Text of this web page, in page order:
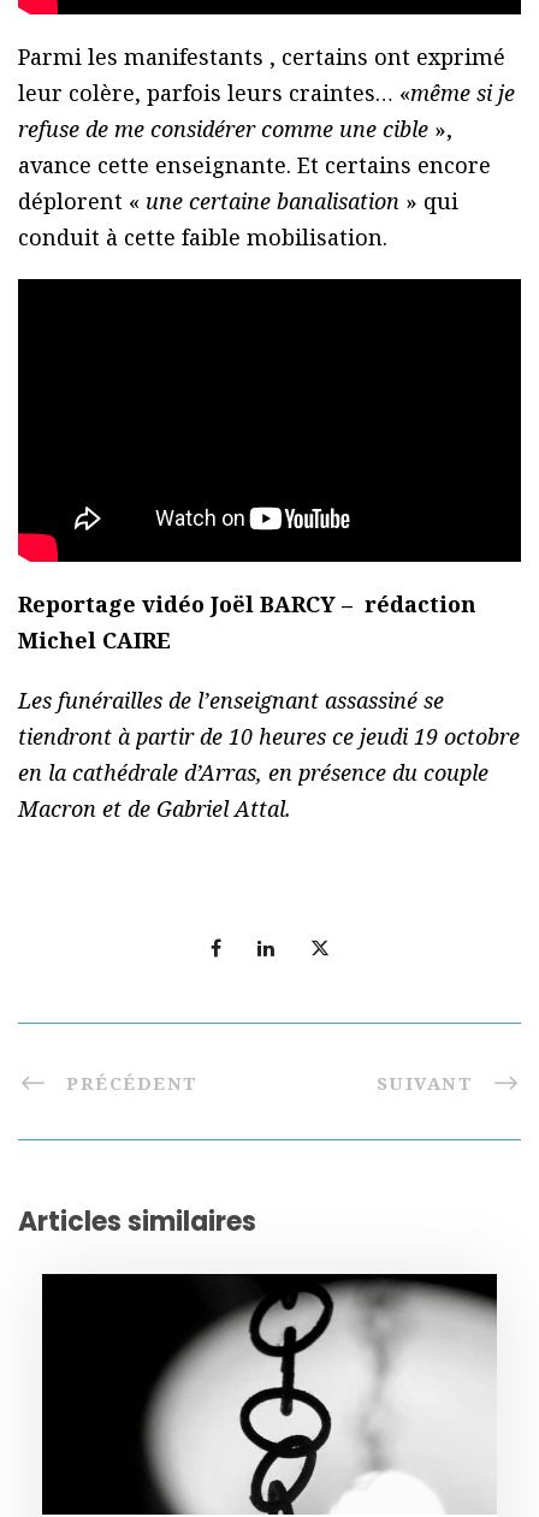
Parmi les manifestants , certains ont exprimé
leur colère, parfois leurs craintes… «même si je
refuse de me considérer comme une cible »,
avance cette enseignante. Et certains encore
déplorent « une certaine banalisation » qui
conduit à cette faible mobilisation.
Reportage vidéo Joël BARCY – rédaction
Michel CAIRE
Les funérailles de l’enseignant assassiné se
tiendront à partir de 10 heures ce jeudi 19 octobre
en la cathédrale d’Arras, en présence du couple
Macron et de Gabriel Attal.
PRÉCÉDENT SUIVANT
Articles similaires